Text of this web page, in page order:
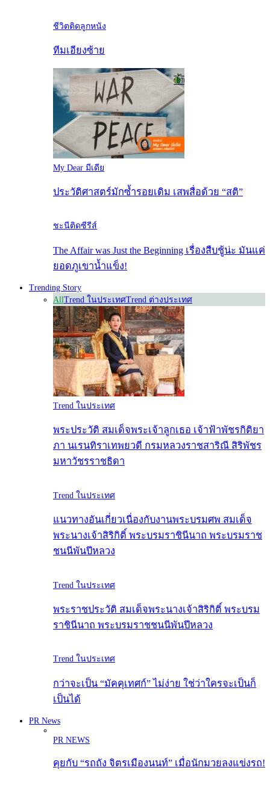
ชีวิตติดลูกหนัง
ทีมเอียงซ้าย
My Dear มีเดีย
ประวัติศาสตร์มักซ้ำรอยเดิม เสพสื่อด้วย “สติ”
ชะนีติดซีรีส์
The Affair was Just the Beginning เรื่องสืบชู้น่ะ มันแค่
ยอดภูเขาน้ำแข็ง!
Trending Story
AllTrend ในประเทศTrend ต่างประเทศ
Trend ในประเทศ
พระประวัติ สมเด็จพระเจ้าลูกเธอ เจ้าฟ้าพัชรกิติยา
ภา นเรนทิราเทพยวดี กรมหลวงราชสาริณี สิริพัชร
มหาวัชรราชธิดา
Trend ในประเทศ
แนวทางอันเกี่ยวเนื่องกับงานพระบรมศพ สมเด็จ
พระนางเจ้าสิริกิติ์ พระบรมราชินีนาถ พระบรมราช
ชนนีพันปีหลวง
Trend ในประเทศ
พระราชประวัติ สมเด็จพระนางเจ้าสิริกิติ์ พระบรม
ราชินีนาถ พระบรมราชชนนีพันปีหลวง
Trend ในประเทศ
กว่าจะเป็น “มัคคุเทศก์” ไม่ง่าย ใช่ว่าใครจะเป็นก็
เป็นได้
PR News
PR NEWS
คุยกับ “รถถัง จิตรเมืองนนท์” เมื่อนักมวยลงแข่งรถ!